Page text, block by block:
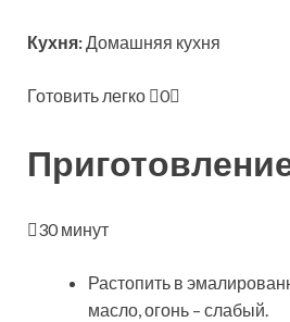
Кухня: Домашняя кухня
Готовить легко 0
30 минут
Растопить в
масло, огонь – слабый.